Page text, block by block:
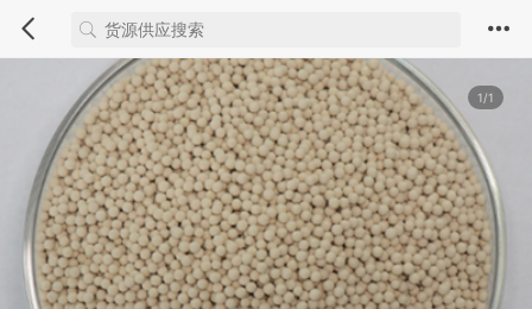
1/1